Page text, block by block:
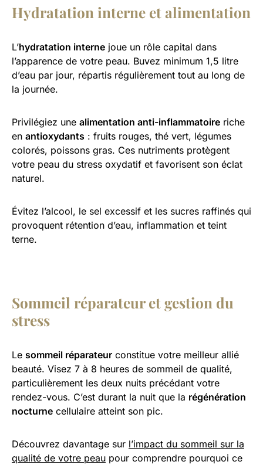
Hydratation interne et alimentation
L’hydratation interne joue un rôle capital dans
l’apparence de votre peau. Buvez minimum 1,5 litre
d’eau par jour, répartis régulièrement tout au long de
la journée.
Privilégiez une alimentation anti-inflammatoire riche
en antioxydants : fruits rouges, thé vert, légumes
colorés, poissons gras. Ces nutriments protègent
votre peau du stress oxydatif et favorisent son éclat
naturel.
Évitez l’alcool, le sel excessif et les sucres raffinés qui
provoquent rétention d’eau, inflammation et teint
terne.
Sommeil réparateur et gestion du
stress
Le sommeil réparateur constitue votre meilleur allié
beauté. Visez 7 à 8 heures de sommeil de qualité,
particulièrement les deux nuits précédant votre
rendez-vous. C’est durant la nuit que la régénération
nocturne cellulaire atteint son pic.
Découvrez davantage sur l’impact du sommeil sur la
qualité de votre peau pour comprendre pourquoi ce